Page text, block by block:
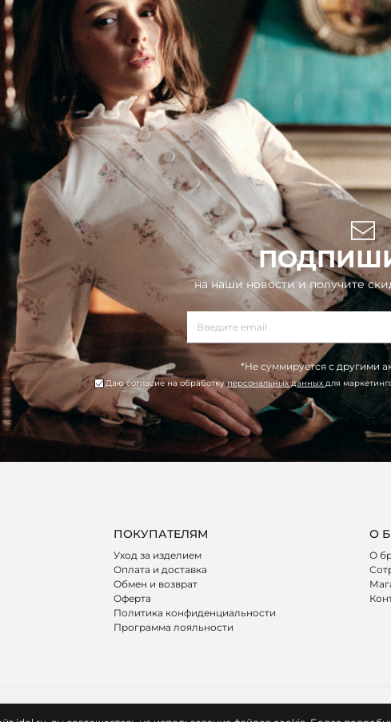
на наши новости и получите
*Не суммируется с другими
Даю согласие на обработкуперсональных данных для
ПОКУПАТЕЛЯМ
Уход за изделием
Оплата и доставка
Обмен и возврат
Оферта
Политика конфиденциальности
Программа лояльности
О
О